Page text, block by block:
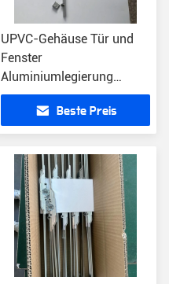
UPVC-Gehäuse Tür und
Fenster
Aluminiumlegierung
Übertragungsstange für
200-1600mm Länge
Beste Preis